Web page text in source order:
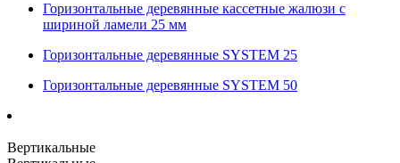
Горизонтальные деревянные кассетные жалюзи с
шириной ламели 25 мм
Горизонтальные деревянные SYSTEM 25
Горизонтальные деревянные SYSTEM 50
Вертикальные